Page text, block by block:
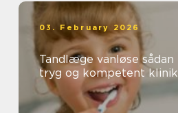
03. February 2026
Tandlæge vanløse sådan finder du en
tryg og kompetent klinik